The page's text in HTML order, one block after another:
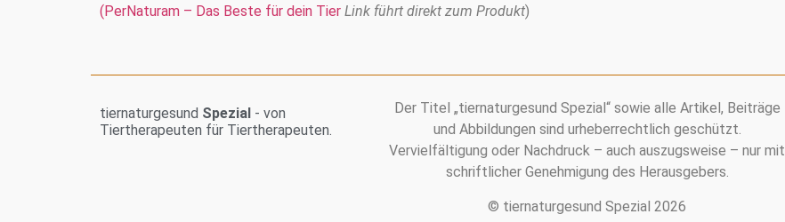
(PerNaturam – Das Beste für dein Tier Link führt direkt zum Produkt)
tiernaturgesund Spezial - von
Tiertherapeuten für Tiertherapeuten.
Der Titel „tiernaturgesund Spezial“ sowie alle Artikel, Beiträge
und Abbildungen sind urheberrechtlich geschützt.
Vervielfältigung oder Nachdruck – auch auszugsweise – nur mit
schriftlicher Genehmigung des Herausgebers.
© tiernaturgesund Spezial 2026